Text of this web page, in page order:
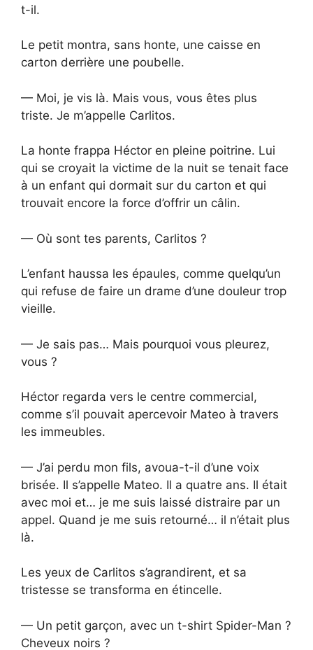
t-il.
Le petit montra, sans honte, une caisse en
carton derrière une poubelle.
— Moi, je vis là. Mais vous, vous êtes plus
triste. Je m’appelle Carlitos.
La honte frappa Héctor en pleine poitrine. Lui
qui se croyait la victime de la nuit se tenait face
à un enfant qui dormait sur du carton et qui
trouvait encore la force d’offrir un câlin.
— Où sont tes parents, Carlitos ?
L’enfant haussa les épaules, comme quelqu’un
qui refuse de faire un drame d’une douleur trop
vieille.
— Je sais pas… Mais pourquoi vous pleurez,
vous ?
Héctor regarda vers le centre commercial,
comme s’il pouvait apercevoir Mateo à travers
les immeubles.
— J’ai perdu mon fils, avoua-t-il d’une voix
brisée. Il s’appelle Mateo. Il a quatre ans. Il était
avec moi et… je me suis laissé distraire par un
appel. Quand je me suis retourné… il n’était plus
là.
Les yeux de Carlitos s’agrandirent, et sa
tristesse se transforma en étincelle.
— Un petit garçon, avec un t-shirt Spider-Man ?
Cheveux noirs ?